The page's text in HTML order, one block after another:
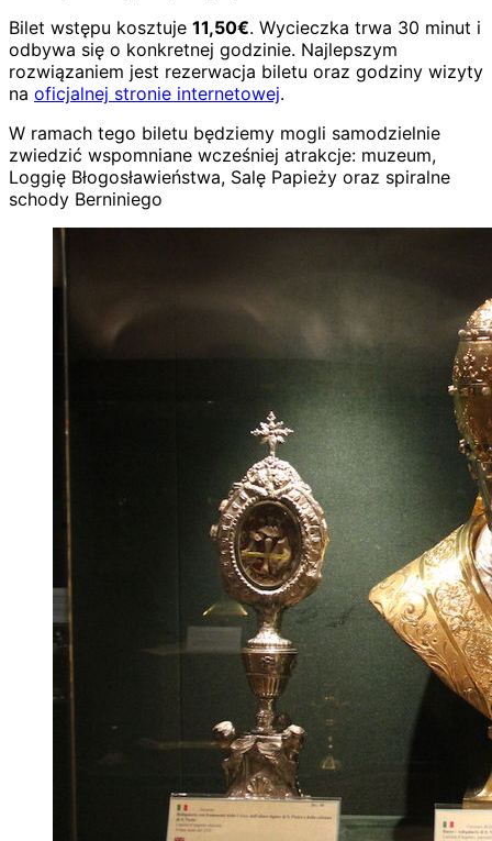
Bilet wstępu kosztuje 11,50€. Wycieczka trwa 30 minut i
odbywa się o konkretnej godzinie. Najlepszym
rozwiązaniem jest rezerwacja biletu oraz godziny wizyty
na oficjalnej stronie internetowej.
W ramach tego biletu będziemy mogli samodzielnie
zwiedzić wspomniane wcześniej atrakcje: muzeum,
Loggię Błogosławieństwa, Salę Papieży oraz spiralne
schody Berniniego